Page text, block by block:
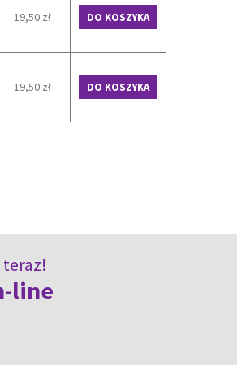
19,50 zł DO KOSZYKA
19,50 zł DO KOSZYKA
line